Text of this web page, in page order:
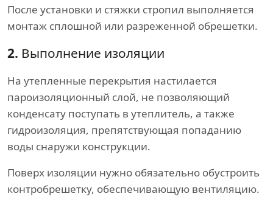
После установки и стяжки стропил выполняется
монтаж сплошной или разреженной обрешетки.
2. Выполнение изоляции
На утепленные перекрытия настилается
пароизоляционный слой, не позволяющий
конденсату поступать в утеплитель, а также
гидроизоляция, препятствующая попаданию
воды снаружи конструкции.
Поверх изоляции нужно обязательно обустроить
контробрешетку, обеспечивающую вентиляцию.